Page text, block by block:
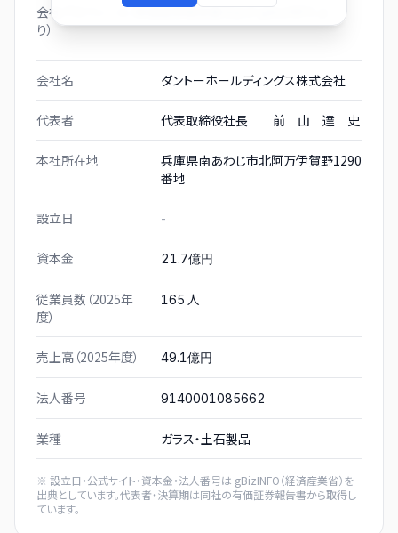
会社プロフィール（有価証券報告書および gBizINFO よ
り）
会社名 ダントーホールディングス株式会社
代表者 代表取締役社長 前 山 達 史
本社所在地
兵庫県南あわじ市北阿万伊賀野1290
番地
設立日 -
資本金 21.7億円
従業員数（2025年
度）
165 人
売上高（2025年度） 49.1億円
法人番号 9140001085662
業種 ガラス・土石製品
※ 設立日・公式サイト・資本金・法人番号は gBizINFO（経済産業省）を
出典としています。代表者・決算期は同社の有価証券報告書から取得し
ています。